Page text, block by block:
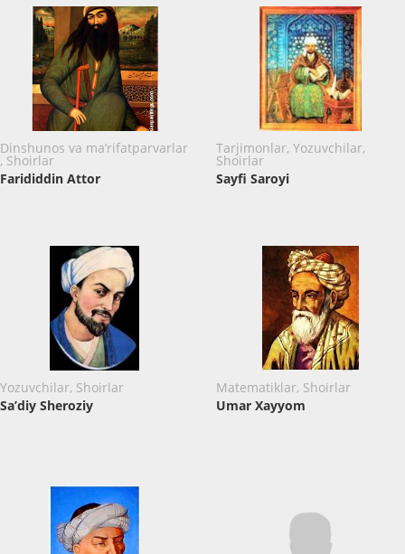
Dinshunos va ma’rifatparvarlar
, Shoirlar
Farididdin Attor
Tarjimonlar, Yozuvchilar,
Shoirlar
Sayfi Saroyi
Yozuvchilar, Shoirlar
Sa’diy Sheroziy
Matematiklar, Shoirlar
Umar Xayyom